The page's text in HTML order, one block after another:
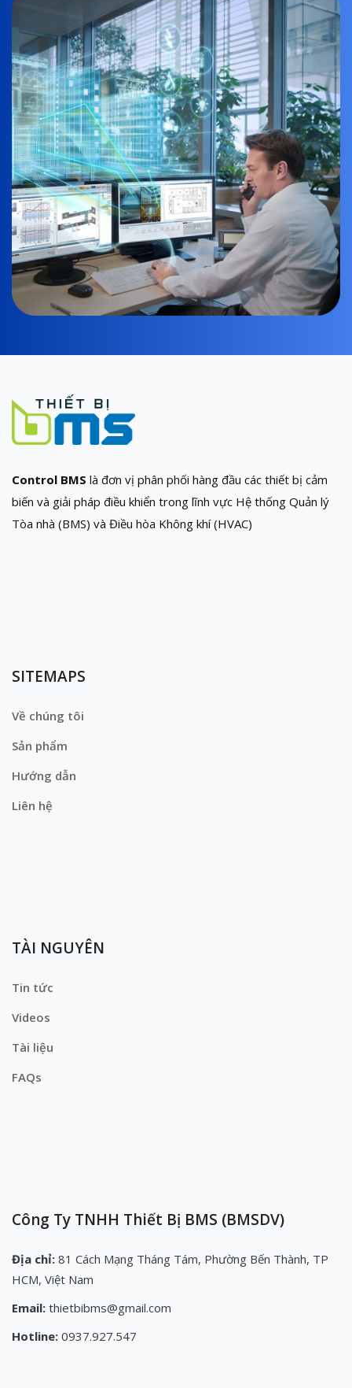
Control BMS là đơn vị phân phối hàng đầu các thiết bị cảm
biến và giải pháp điều khiển trong lĩnh vực Hệ thống Quản lý
Tòa nhà (BMS) và Điều hòa Không khí (HVAC)
SITEMAPS
Về chúng tôi
Sản phẩm
Hướng dẫn
Liên hệ
TÀI NGUYÊN
Tin tức
Videos
Tài liệu
FAQs
Công Ty TNHH Thiết Bị BMS (BMSDV)
Địa chỉ: 81 Cách Mạng Tháng Tám, Phường Bến Thành, TP
HCM, Việt Nam
Email: thietbibms@gmail.com
Hotline: 0937.927.547